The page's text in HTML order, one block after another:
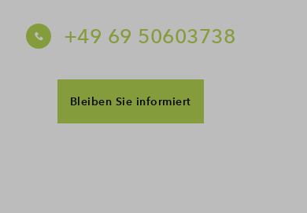
+49 69 50603738
Bleiben Sie informiert